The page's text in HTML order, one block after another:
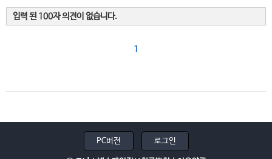
입력 된 100자 의견이 없습니다.
1
PC버전 로그인